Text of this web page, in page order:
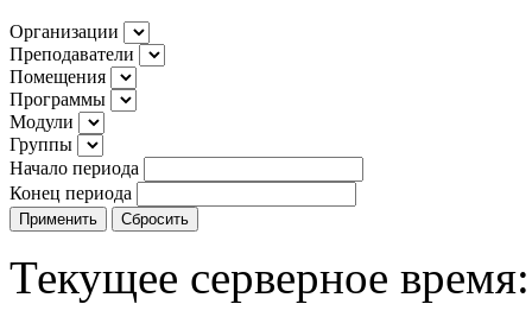
Организации
Преподаватели
Помещения
Программы
Модули
Группы
Начало периода
Конец периода
Применить Сбросить
Текущее серверное